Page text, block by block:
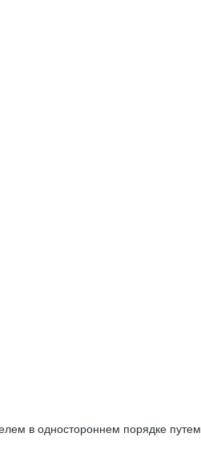
в одностороннем порядке путем